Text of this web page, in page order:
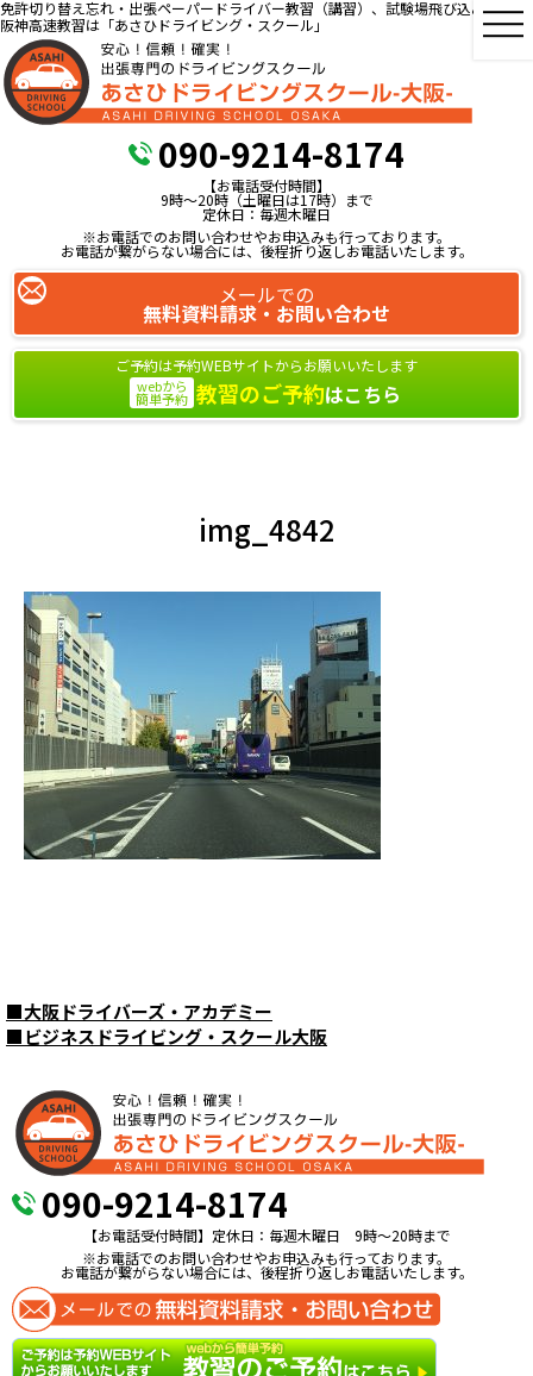
免許切り替え忘れ・出張ペーパードライバー教習（講習）、試験場飛び込み教習、
阪神高速教習は「あさひドライビング・スクール」
090-9214-8174
【お電話受付時間】
9時～20時（土曜日は17時）まで
定休日：毎週木曜日
※お電話でのお問い合わせやお申込みも行っております。
お電話が繋がらない場合には、後程折り返しお電話いたします。
メールでの
無料資料請求・お問い合わせ
ご予約は予約WEBサイトからお願いいたします
webから
簡単予約 教習のご予約はこちら
img_4842
■大阪ドライバーズ・アカデミー
■ビジネスドライビング・スクール大阪
090-9214-8174
【お電話受付時間】定休日：毎週木曜日 9時〜20時まで
※お電話でのお問い合わせやお申込みも行っております。
お電話が繋がらない場合には、後程折り返しお電話いたします。